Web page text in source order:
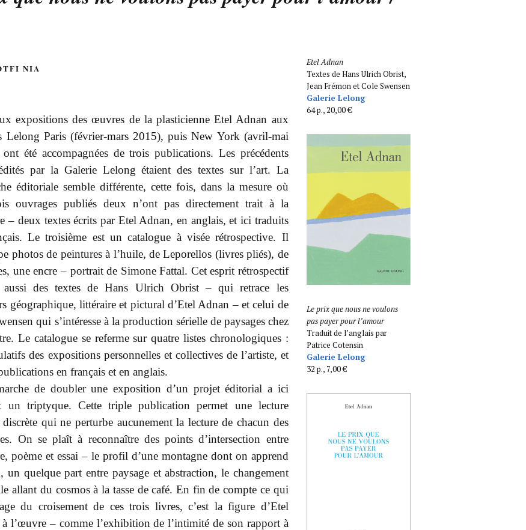
NIA
expositions des œuvres de la plasticienne Etel Adnan aux
Lelong Paris (février-mars 2015), puis New York (avril-mai
été accompagnées de trois publications. Les précédents
par la Galerie Lelong étaient des textes sur l’art. La
éditoriale semble différente, cette fois, dans la mesure où
ouvrages publiés deux n’ont pas directement trait à la
– deux textes écrits par Etel Adnan, en anglais, et ici traduits
Le troisième est un catalogue à visée rétrospective. Il
photos de peintures à l’huile, de Leporellos (livres pliés), de
une encre – portrait de Simone Fattal. Cet esprit rétrospectif
aussi des textes de Hans Ulrich Obrist – qui retrace les
géographique, littéraire et pictural d’Etel Adnan – et celui de
qui s’intéresse à la production sérielle de paysages chez
Le catalogue se referme sur quatre listes chronologiques :
des expositions personnelles et collectives de l’artiste, et
en français et en anglais.
de doubler une exposition d’un projet éditorial a ici
un triptyque. Cette triple publication permet une lecture
discrète qui ne perturbe aucunement la lecture de chacun des
On se plaît à reconnaître des points d’intersection entre
poème et essai – le profil d’une montagne dont on apprend
un quelque part entre paysage et abstraction, le changement
allant du cosmos à la tasse de café. En fin de compte ce qui
du croisement de ces trois livres, c’est la figure d’Etel
l’œuvre – comme l’exhibition de l’intimité de son rapport à
Etel Adnan
Textes de Hans Ulrich Obrist,
Jean Frémon et Cole Swensen
Galerie Lelong
64 p., 20,00 €
Le prix que nous ne voulons
pas payer pour l’amour
Traduit de l’anglais par
Patrice Cotensin
Galerie Lelong
32 p., 7,00 €